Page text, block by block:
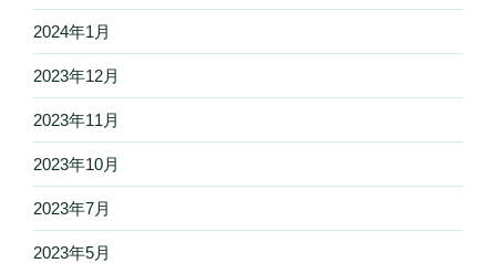
2024年1月
2023年12月
2023年11月
2023年10月
2023年7月
2023年5月